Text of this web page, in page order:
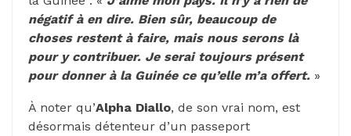
négatif à en dire. Bien sûr, beaucoup de
choses restent à faire, mais nous serons là
pour y contribuer. Je serai toujours présent
pour donner à la Guinée ce qu’elle m’a offert. »
À noter qu’Alpha Diallo, de son vrai nom, est
désormais détenteur d’un passeport